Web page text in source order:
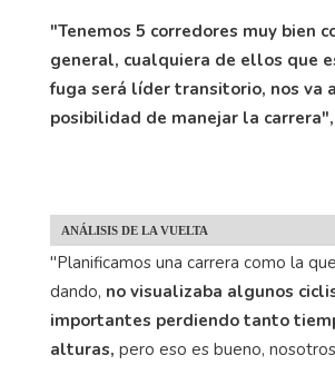
"Tenemos 5 corredores muy bien
general, cualquiera de ellos que
fuga será líder transitorio, nos va
posibilidad de manejar la carrera",
ANÁLISIS DE LA VUELTA
"Planificamos una carrera como la
dando, no visualizaba algunos
importantes perdiendo tanto
alturas, pero eso es bueno,